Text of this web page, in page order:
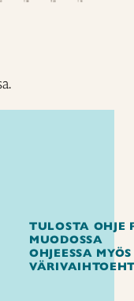
TULOSTA OHJE
MUODOSSA
OHJEESSA MYÖS